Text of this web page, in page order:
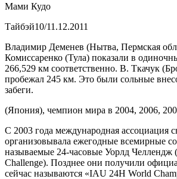
Мами Кудо
Тайбэй10/11.12.2011
Владимир Деменев (Нытва, Пермская
Комиссаренко (Тула) показали в
266,529 км соответственно. В. Ткачук
пробежал 245 км. Это были сольные
забеги.
(Япония), чемпион мира в 2004, 2006,
С 2003 года международная ассоциация
организовывала ежегодные всемирные
называемые 24-часовые Уорлд Челлендж
Challenge). Позднее они получили
сейчас называются «IAU 24H World